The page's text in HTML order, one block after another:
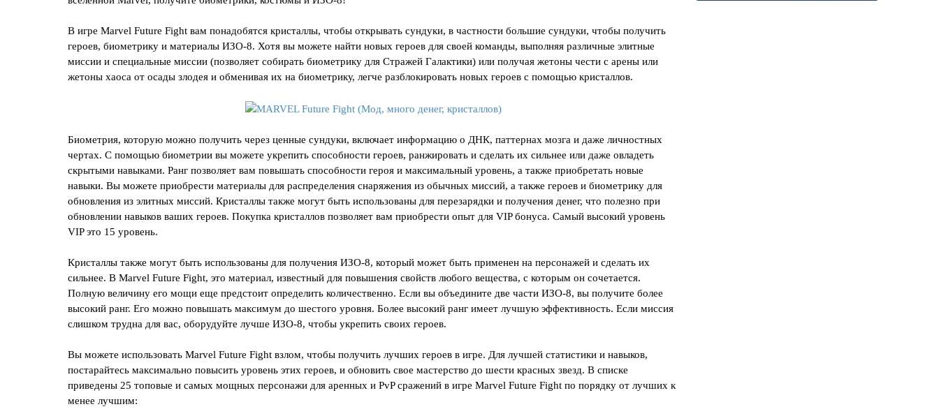
В игре Marvel Future Fight вам понадобятся кристаллы, чтобы открывать сундуки, в частности большие сундуки, чтобы получить
героев, биометрику и материалы ИЗО-8. Хотя вы можете найти новых героев для своей команды, выполняя различные элитные
миссии и специальные миссии (позволяет собирать биометрику для Стражей Галактики) или получая жетоны чести с арены или
жетоны хаоса от осады злодея и обменивая их на биометрику, легче разблокировать новых героев с помощью кристаллов.
Биометрия, которую можно получить через ценные сундуки, включает информацию о ДНК, паттернах мозга и даже личностных
чертах. С помощью биометрии вы можете укрепить способности героев, ранжировать и сделать их сильнее или даже овладеть
скрытыми навыками. Ранг позволяет вам повышать способности героя и максимальный уровень, а также приобретать новые
навыки. Вы можете приобрести материалы для распределения снаряжения из обычных миссий, а также героев и биометрику для
обновления из элитных миссий. Кристаллы также могут быть использованы для перезарядки и получения денег, что полезно при
обновлении навыков ваших героев. Покупка кристаллов позволяет вам приобрести опыт для VIP бонуса. Самый высокий уровень
VIP это 15 уровень.
Кристаллы также могут быть использованы для получения ИЗО-8, который может быть применен на персонажей и сделать их
сильнее. В Marvel Future Fight, это материал, известный для повышения свойств любого вещества, с которым он сочетается.
Полную величину его мощи еще предстоит определить количественно. Если вы объедините две части ИЗО-8, вы получите более
высокий ранг. Его можно повышать максимум до шестого уровня. Более высокий ранг имеет лучшую эффективность. Если миссия
слишком трудна для вас, оборудуйте лучше ИЗО-8, чтобы укрепить своих героев.
Вы можете использовать Marvel Future Fight взлом, чтобы получить лучших героев в игре. Для лучшей статистики и навыков,
постарайтесь максимально повысить уровень этих героев, и обновить свое мастерство до шести красных звезд. В списке
приведены 25 топовые и самых мощных персонажи для аренных и PvP сражений в игре Marvel Future Fight по порядку от лучших к
менее лучшим: